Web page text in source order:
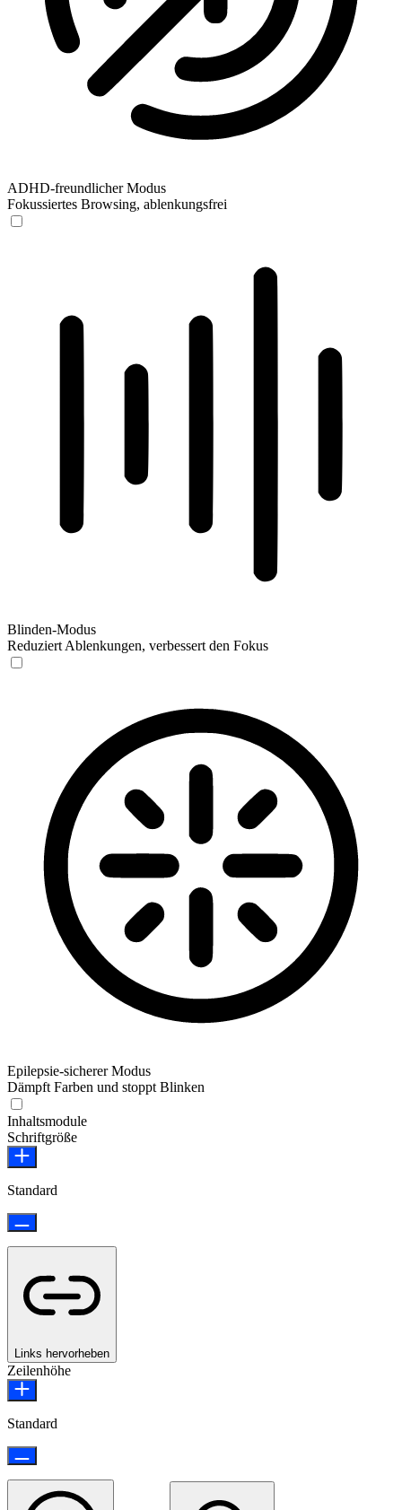
ADHD-freundlicher Modus
Fokussiertes Browsing, ablenkungsfrei
Blinden-Modus
Reduziert Ablenkungen, verbessert den Fokus
Epilepsie-sicherer Modus
Dämpft Farben und stoppt Blinken
Inhaltsmodule
Schriftgröße
Standard
Links hervorheben
Zeilenhöhe
Standard